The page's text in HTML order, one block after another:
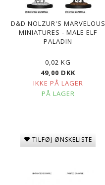
D&D NOLZUR'S MARVELOUS
MINIATURES - MALE ELF
PALADIN
0,02 KG
49,00 DKK
IKKE PÅ LAGER
PÅ LAGER
TILFØJ ØNSKELISTE